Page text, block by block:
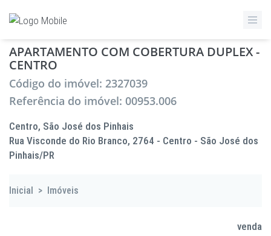
APARTAMENTO COM COBERTURA DUPLEX -
CENTRO
Código do imóvel: 2327039
Referência do imóvel: 00953.006
Centro, São José dos Pinhais
Rua Visconde do Rio Branco, 2764 - Centro - São José dos
Pinhais/PR
Inicial > Imóveis
venda